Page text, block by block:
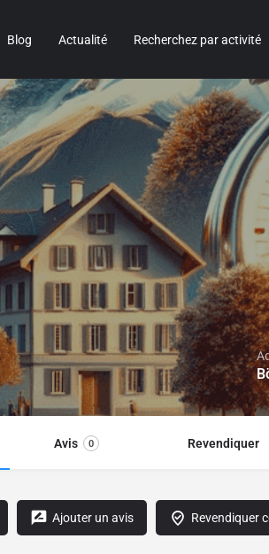
Blog Actualité Recherchez par activité
Avis 0 Revendiquer
Ajouter un avis Revendiquer